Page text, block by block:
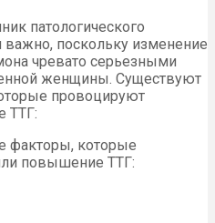
патологического
важно, поскольку изменение
чревато серьезными
женщины. Существуют
провоцируют
ТТГ:
факторы, которые
повышение ТТГ: